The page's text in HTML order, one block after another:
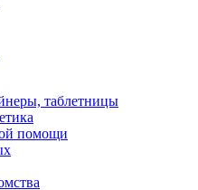
таблетницы
помощи